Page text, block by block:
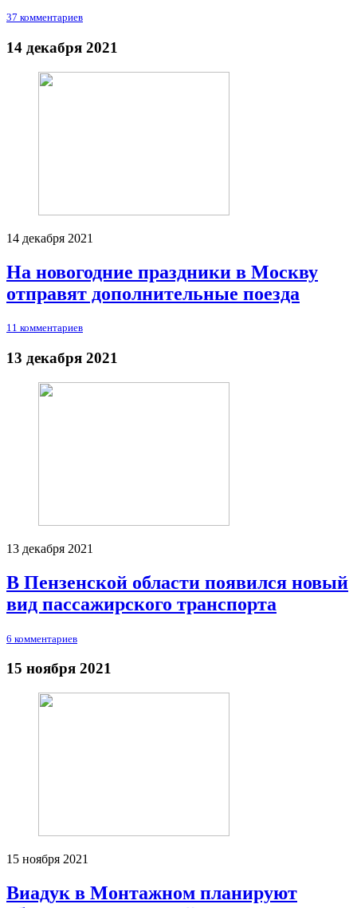
37 комментариев
14 декабря 2021
14 декабря 2021
На новогодние праздники в Москву
отправят дополнительные поезда
11 комментариев
13 декабря 2021
13 декабря 2021
В Пензенской области появился новый
вид пассажирского транспорта
6 комментариев
15 ноября 2021
15 ноября 2021
Виадук в Монтажном планируют